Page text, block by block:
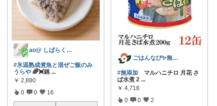
ao@ しばらくお休みします🌱
#氷温熟成煮魚と混ぜご飯のみ
うらや 🌈💓銚 ...
￥ 2,880
0 0 16
ごはんなび✨無添加organic食品
#無添加 マルハニチロ 月花 さ
ば水煮 2 ...
￥ 4,718
0 0 2